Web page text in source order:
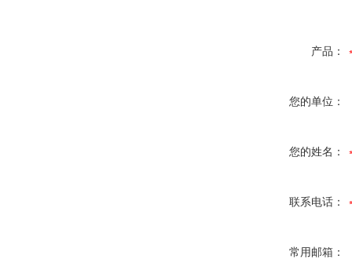
产品：
您的单位：
您的姓名：
联系电话：
常用邮箱：